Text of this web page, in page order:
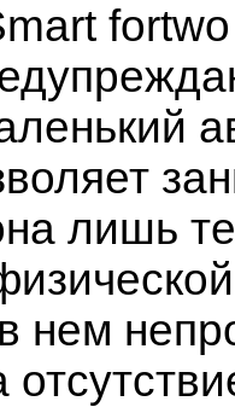
лишь
нем